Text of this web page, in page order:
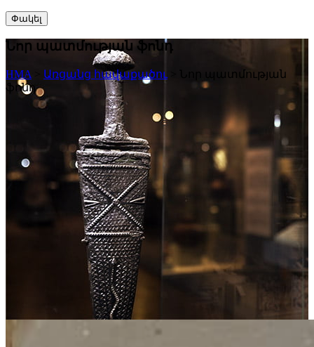
Փակել
Նոր պատմության ֆոնդ
HMA Առցանց հավաքածու
Նոր պատմության
ֆոնդ